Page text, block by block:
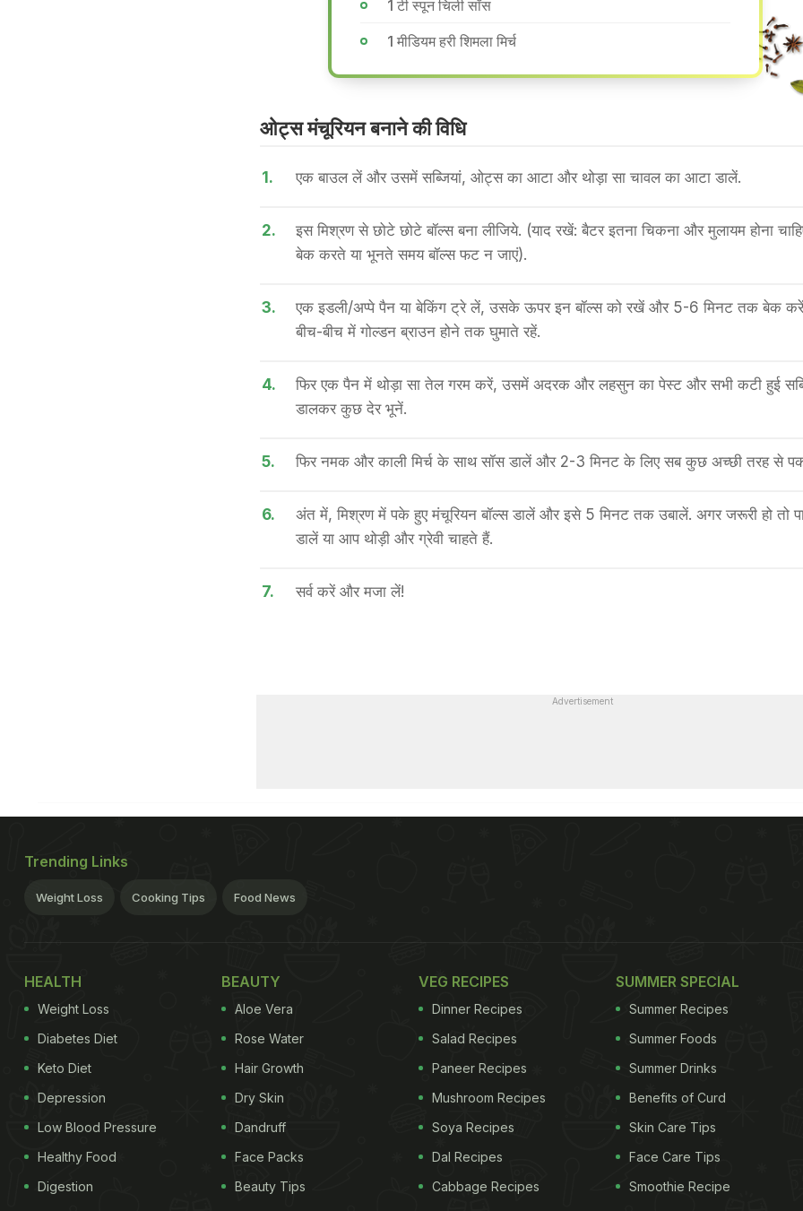
1 टी स्पून चिली सॉस
1 मीडियम हरी शिमला मिर्च
ओट्स मंचूरियन बनाने की वि​धि
1. एक बाउल लें और उसमें सब्जियां, ओट्स का आटा और थोड़ा सा चावल का आटा डालें.
2.
इस मिश्रण से छोटे छोटे बॉल्स बना लीजिये. (याद रखें: बैटर इतना चिकना और मुलायम होना
बेक करते या भूनते समय बॉल्स फट न जाएं).
3.
एक इडली/अप्पे पैन या बेकिंग ट्रे लें, उसके ऊपर इन बॉल्स को रखें और 5-6 मिनट तक बेक
बीच-बीच में गोल्डन ब्राउन होने तक घुमाते रहें.
4.
फिर एक पैन में थोड़ा सा तेल गरम करें, उसमें अदरक और लहसुन का पेस्ट और सभी कटी हुई
डालकर कुछ देर भूनें.
5. फिर नमक और काली मिर्च के साथ सॉस डालें और 2-3 मिनट के लिए सब कुछ अच्छी तरह से
6.
अंत में, मिश्रण में पके हुए मंचूरियन बॉल्स डालें और इसे 5 मिनट तक उबालें. अगर जरूरी हो तो
डालें या आप थोड़ी और ग्रेवी चाहते हैं.
7. सर्व करें और मजा लें!
Advertisement
Trending Links
Weight Loss Cooking Tips Food News
HEALTH
Weight Loss
Diabetes Diet
Keto Diet
Depression
Low Blood Pressure
Healthy Food
Digestion
BEAUTY
Aloe Vera
Rose Water
Hair Growth
Dry Skin
Dandruff
Face Packs
Beauty Tips
VEG RECIPES
Dinner Recipes
Salad Recipes
Paneer Recipes
Mushroom Recipes
Soya Recipes
Dal Recipes
Cabbage Recipes
SUMMER SPECIAL
Summer Recipes
Summer Foods
Summer Drinks
Benefits of Curd
Skin Care Tips
Face Care Tips
Smoothie Recipe